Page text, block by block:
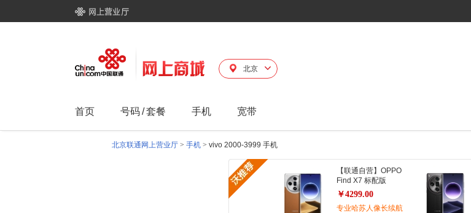
北京
首页 号码/套餐 手机 宽带
北京联通网上营业厅 > 手机 > vivo 2000-3999 手机
【联通自营】OPPO
Find X7 标配版
￥4299.00
专业哈苏人像长续航